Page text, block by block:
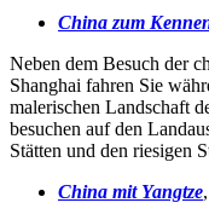
China zum
Neben dem Besuch der
Shanghai fahren Sie
malerischen Landschaft
besuchen auf den
Stätten und den riesigen
China mit Yangtze